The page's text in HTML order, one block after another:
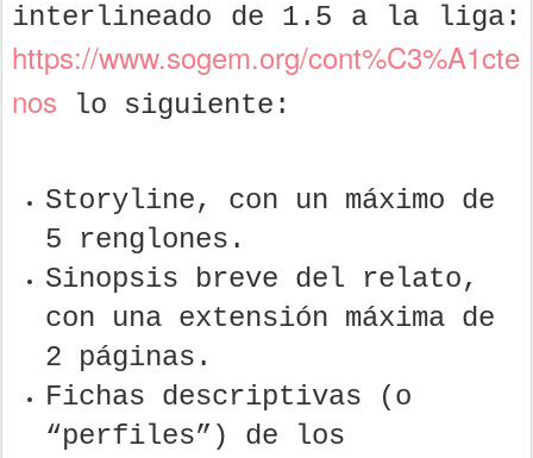
interlineado de 1.5 a la liga:
https ://www.sogem.org/cont%C3%A1cte
nos lo siguiente:
Storyline, con un máximo de
5 renglones.
Sinopsis breve del relato,
con una extensión máxima de
2 páginas.
Fichas descriptivas (o
“perfiles”) de los